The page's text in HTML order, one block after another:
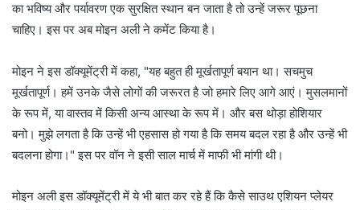
का भविष्य और पर्यावरण एक सुरक्षित स्थान बन जाता है तो उन्हें जरूर पूछना
चाहिए। इस पर अब मोइन अली ने कमेंट किया है।
मोइन ने इस डॉक्यूमेंट्री में कहा, "यह बहुत ही मूर्खतापूर्ण बयान था। सचमुच
मूर्खतापूर्ण। हमें उनके जैसे लोगों की जरूरत है जो हमारे लिए आगे आएं। मुसलमानों
के रूप में, या वास्तव में किसी अन्य आस्था के रूप में। और बस थोड़ा होशियार
बनो। मुझे लगता है कि उन्हें भी एहसास हो गया है कि समय बदल रहा है और उन्हें भी
बदलना होगा।" इस पर वॉन ने इसी साल मार्च में माफी भी मांगी थी।
मोइन अली इस डॉक्यूमेंट्री में ये भी बात कर रहे हैं कि कैसे साउथ एशियन प्लेयर